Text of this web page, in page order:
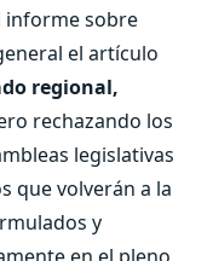
informe sobre
el artículo
regional,
rechazando los
legislativas
que volverán a la
y